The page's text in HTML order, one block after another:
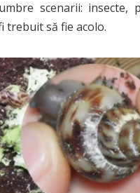
scenarii: insecte,
trebuit să fie acolo.